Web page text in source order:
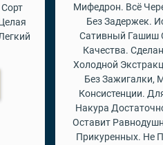
Мифедрон. Всё
Без Задержек.
Сативный Гашиш
Качества.
Холодной
Без Зажигалки,
Консистенции.
Накура
Оставит
Прикуренных. Не